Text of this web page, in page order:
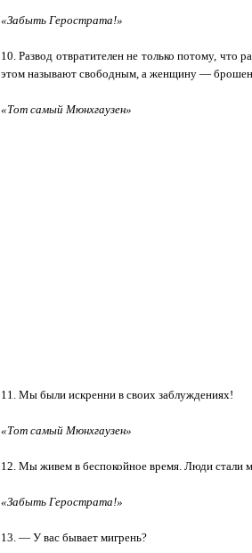
«Забыть Герострата!»
10. Развод отвратителен не только потому, что
этом называют свободным, а женщину —
«Тот самый Мюнхгаузен»
11. Мы были искренни в своих заблуждениях!
«Тот самый Мюнхгаузен»
12. Мы живем в беспокойное время. Люди стали
«Забыть Герострата!»
13. — У вас бывает мигрень?